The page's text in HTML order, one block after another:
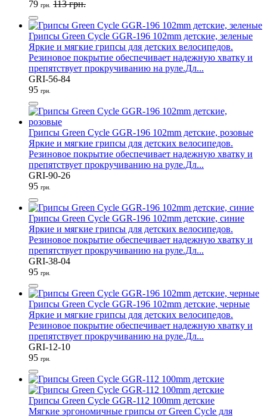
79 грн. 113 грн.
Грипсы Green Cycle GGR-196 102mm детские, зеленые
Яркие и мягкие грипсы для детских велосипедов.
Резиновое покрытие обеспечивает надежную хватку и
препятствует прокручиванию на руле.Дл...
GRI-56-84
95 грн.
Грипсы Green Cycle GGR-196 102mm детские, розовые
Яркие и мягкие грипсы для детских велосипедов.
Резиновое покрытие обеспечивает надежную хватку и
препятствует прокручиванию на руле.Дл...
GRI-90-26
95 грн.
Грипсы Green Cycle GGR-196 102mm детские, синие
Яркие и мягкие грипсы для детских велосипедов.
Резиновое покрытие обеспечивает надежную хватку и
препятствует прокручиванию на руле.Дл...
GRI-38-04
95 грн.
Грипсы Green Cycle GGR-196 102mm детские, черные
Яркие и мягкие грипсы для детских велосипедов.
Резиновое покрытие обеспечивает надежную хватку и
препятствует прокручиванию на руле.Дл...
GRI-12-10
95 грн.
Грипсы Green Cycle GGR-112 100mm детские
Мягкие эргономичные грипсы от Green Cycle для